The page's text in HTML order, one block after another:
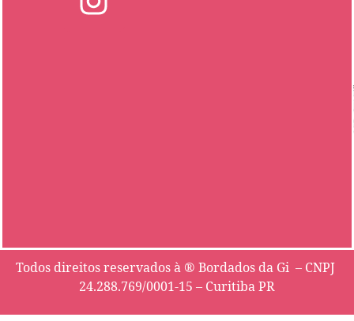
Todos direitos reservados à ® Bordados da Gi – CNPJ
24.288.769/0001-15 – Curitiba PR